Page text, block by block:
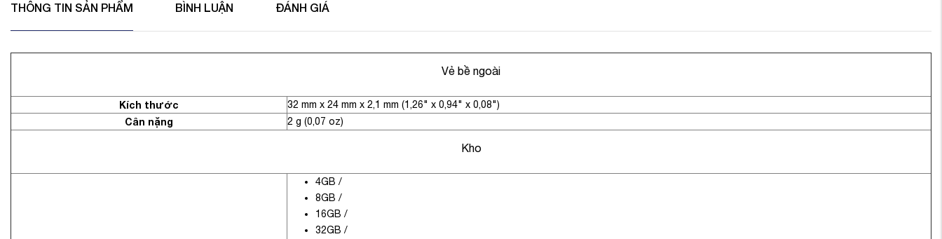
THÔNG TIN SẢN PHẨM BÌNH LUẬN ĐÁNH GIÁ
Vẻ bề ngoài
Kích thước 32 mm x 24 mm x 2,1 mm (1,26" x 0,94" x 0,08")
Cân nặng 2 g (0,07 oz)
Kho
4GB /
8GB /
16GB /
32GB /